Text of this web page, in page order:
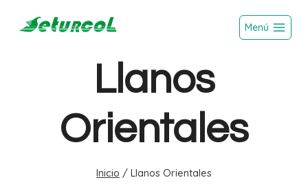
Menú
Llanos
Orientales
Inicio / Llanos Orientales